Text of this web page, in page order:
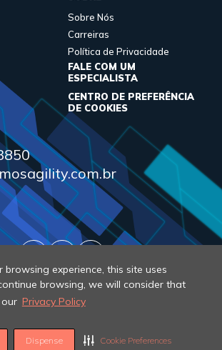
browsing experience, this site uses
browsing, we will consider that
Privacy Policy
Dispense Cookie Preferences
Sobre Nós
Carreiras
Política de Privacidade
FALE COM UM
ESPECIALISTA
CENTRO DE PREFERÊNCIA
DE COOKIES